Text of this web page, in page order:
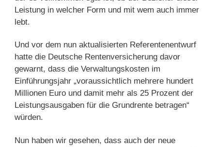
Leistung in welcher Form und mit wem auch immer
lebt.
Und vor dem nun aktualisierten Referentenentwurf
hatte die Deutsche Rentenversicherung davor
gewarnt, dass die Verwaltungskosten im
Einführungsjahr „voraussichtlich mehrere hundert
Millionen Euro und damit mehr als 25 Prozent der
Leistungsausgaben für die Grundrente betragen“
würden.
Nun haben wir gesehen, dass auch der neue